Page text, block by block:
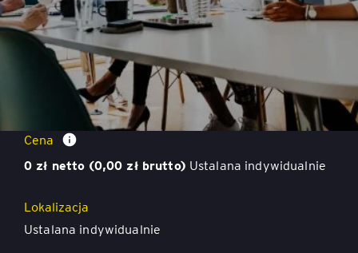
Warsztaty strategiczne
Cena
0 zł netto (0,00 zł brutto) Ustalana indywidualnie
Lokalizacja
Ustalana indywidualnie